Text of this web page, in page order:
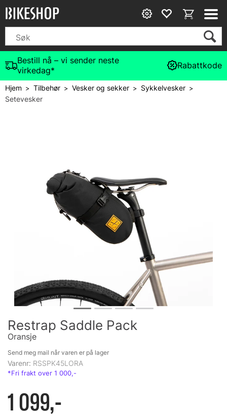
Bestill nå – vi sender neste
virkedag*
Rabattkode
Hjem>Tilbehør>Vesker og sekker> Sykkelvesker>
Setevesker
Restrap Saddle Pack
Oransje
Varenr: RSSPK45LORA
1 099,-
Send meg mail når varen er på lager